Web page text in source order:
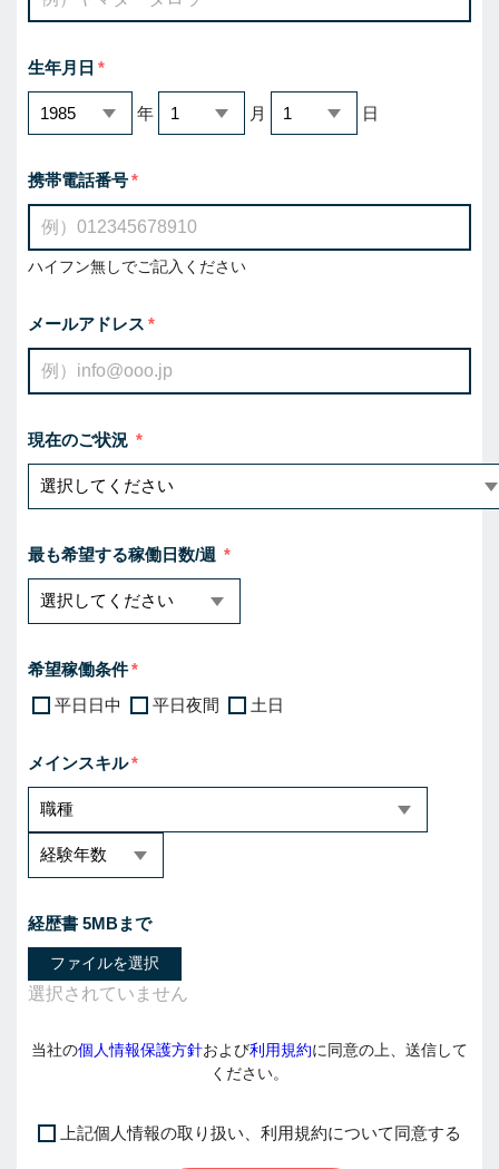
生年月日
年 月 日
携帯電話番号
ハイフン無しでご記入ください
メールアドレス
現在のご状況
最も希望する稼働日数/週
希望稼働条件
平日日中
平日夜間 土日
メインスキル
経歴書 5MBまで
ファイルを選択
当社の個人情報保護方針および利用規約に同意の上、送信して
ください。
上記個人情報の取り扱い、利用規約について同意する